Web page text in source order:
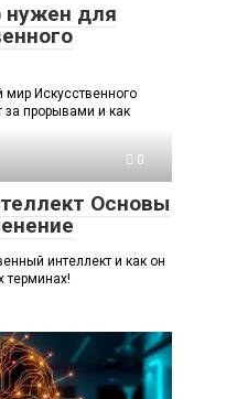
нужен для
мир Искусственного
за прорывами и как
0
Основы
интеллект и как он
терминах!